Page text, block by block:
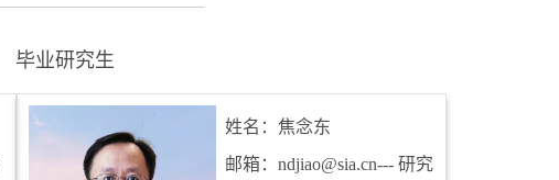
毕业研究生
姓名：焦念东
邮箱：ndjiao@sia.cn--- 研究